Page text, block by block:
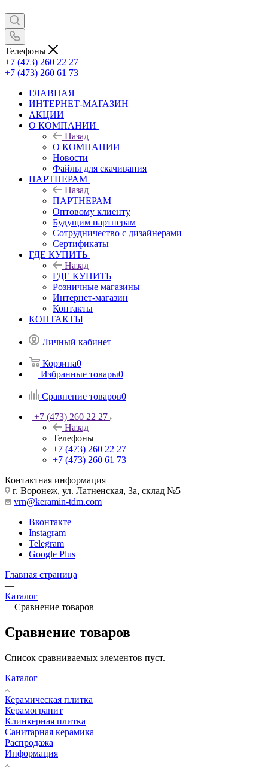
Телефоны
+7 (473) 260 22 27
+7 (473) 260 61 73
ГЛАВНАЯ
ИНТЕРНЕТ-МАГАЗИН
АКЦИИ
О КОМПАНИИ
Назад
О КОМПАНИИ
Новости
Файлы для скачивания
ПАРТНЕРАМ
Назад
ПАРТНЕРАМ
Оптовому клиенту
Будущим партнерам
Сотрудничество с дизайнерами
Сертификаты
ГДЕ КУПИТЬ
Назад
ГДЕ КУПИТЬ
Розничные магазины
Интернет-магазин
Контакты
КОНТАКТЫ
Личный кабинет
Корзина0
Избранные товары0
Сравнение товаров0
+7 (473) 260 22 27
Назад
Телефоны
+7 (473) 260 22 27
+7 (473) 260 61 73
Контактная информация
г. Воронеж, ул. Латненская, 3а, склад №5
vrn@keramin-tdm.com
Вконтакте
Instagram
Telegram
Google Plus
Главная страница
—
Каталог
—Сравнение товаров
Сравнение товаров
Список сравниваемых элементов пуст.
Каталог
Керамическая плитка
Керамогранит
Клинкерная плитка
Санитарная керамика
Распродажа
Информация